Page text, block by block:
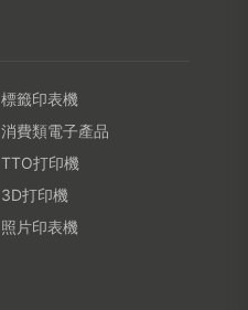
標籤印表機
消費類電子產品
TTO打印機
3D打印機
照片印表機